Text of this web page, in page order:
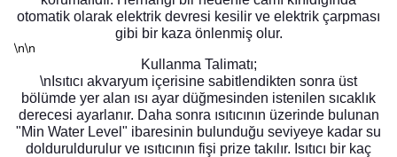
otomatik olarak elektrik devresi kesilir ve elektrik çarpması
gibi bir kaza önlenmiş olur.
\n\n
Kullanma Talimatı;
\nIsıtıcı akvaryum içerisine sabitlendikten sonra üst
bölümde yer alan ısı ayar düğmesinden istenilen sıcaklık
derecesi ayarlanır. Daha sonra ısıtıcının üzerinde bulunan
"Min Water Level" ibaresinin bulunduğu seviyeye kadar su
dolduruldurulur ve ısıtıcının fişi prize takılır. Isıtıcı bir kaç